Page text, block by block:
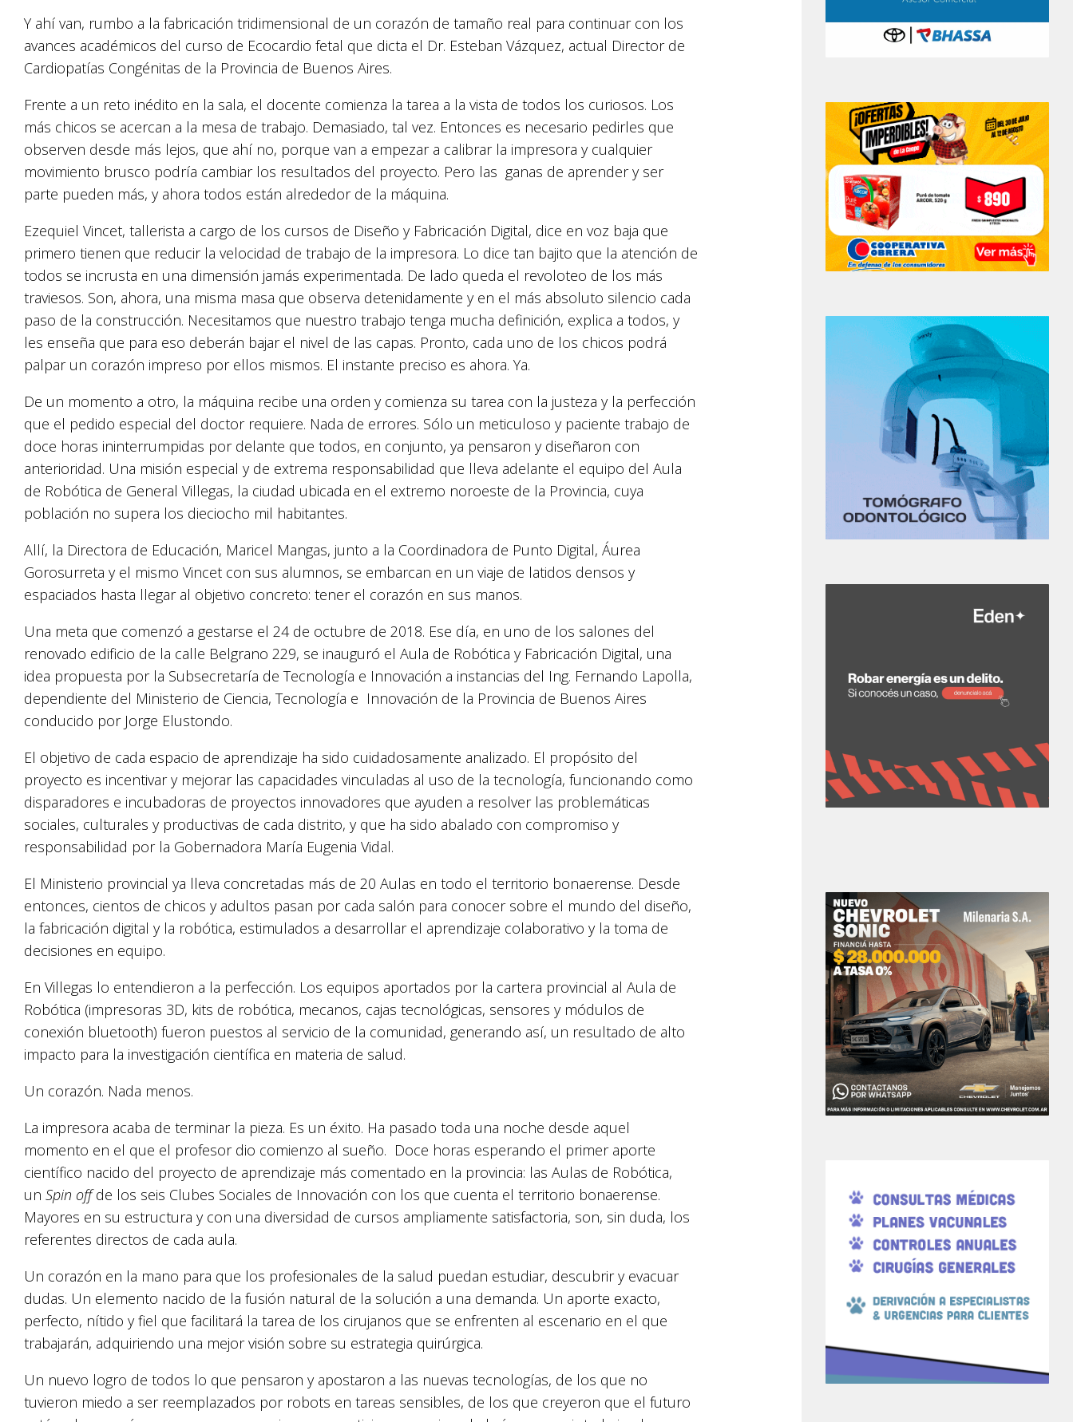
Y ahí van, rumbo a la fabricación tridimensional de un corazón de tamaño real para continuar con los
avances académicos del curso de Ecocardio fetal que dicta el Dr. Esteban Vázquez, actual Director de
Cardiopatías Congénitas de la Provincia de Buenos Aires.
Frente a un reto inédito en la sala, el docente comienza la tarea a la vista de todos los curiosos. Los
más chicos se acercan a la mesa de trabajo. Demasiado, tal vez. Entonces es necesario pedirles que
observen desde más lejos, que ahí no, porque van a empezar a calibrar la impresora y cualquier
movimiento brusco podría cambiar los resultados del proyecto. Pero las ganas de aprender y ser
parte pueden más, y ahora todos están alrededor de la máquina.
Ezequiel Vincet, tallerista a cargo de los cursos de Diseño y Fabricación Digital, dice en voz baja que
primero tienen que reducir la velocidad de trabajo de la impresora. Lo dice tan bajito que la atención de
todos se incrusta en una dimensión jamás experimentada. De lado queda el revoloteo de los más
traviesos. Son, ahora, una misma masa que observa detenidamente y en el más absoluto silencio cada
paso de la construcción. Necesitamos que nuestro trabajo tenga mucha definición, explica a todos, y
les enseña que para eso deberán bajar el nivel de las capas. Pronto, cada uno de los chicos podrá
palpar un corazón impreso por ellos mismos. El instante preciso es ahora. Ya.
De un momento a otro, la máquina recibe una orden y comienza su tarea con la justeza y la perfección
que el pedido especial del doctor requiere. Nada de errores. Sólo un meticuloso y paciente trabajo de
doce horas ininterrumpidas por delante que todos, en conjunto, ya pensaron y diseñaron con
anterioridad. Una misión especial y de extrema responsabilidad que lleva adelante el equipo del Aula
de Robótica de General Villegas, la ciudad ubicada en el extremo noroeste de la Provincia, cuya
población no supera los dieciocho mil habitantes.
Allí, la Directora de Educación, Maricel Mangas, junto a la Coordinadora de Punto Digital, Áurea
Gorosurreta y el mismo Vincet con sus alumnos, se embarcan en un viaje de latidos densos y
espaciados hasta llegar al objetivo concreto: tener el corazón en sus manos.
Una meta que comenzó a gestarse el 24 de octubre de 2018. Ese día, en uno de los salones del
renovado edificio de la calle Belgrano 229, se inauguró el Aula de Robótica y Fabricación Digital, una
idea propuesta por la Subsecretaría de Tecnología e Innovación a instancias del Ing. Fernando Lapolla,
dependiente del Ministerio de Ciencia, Tecnología e Innovación de la Provincia de Buenos Aires
conducido por Jorge Elustondo.
El objetivo de cada espacio de aprendizaje ha sido cuidadosamente analizado. El propósito del
proyecto es incentivar y mejorar las capacidades vinculadas al uso de la tecnología, funcionando como
disparadores e incubadoras de proyectos innovadores que ayuden a resolver las problemáticas
sociales, culturales y productivas de cada distrito, y que ha sido abalado con compromiso y
responsabilidad por la Gobernadora María Eugenia Vidal.
El Ministerio provincial ya lleva concretadas más de 20 Aulas en todo el territorio bonaerense. Desde
entonces, cientos de chicos y adultos pasan por cada salón para conocer sobre el mundo del diseño,
la fabricación digital y la robótica, estimulados a desarrollar el aprendizaje colaborativo y la toma de
decisiones en equipo.
En Villegas lo entendieron a la perfección. Los equipos aportados por la cartera provincial al Aula de
Robótica (impresoras 3D, kits de robótica, mecanos, cajas tecnológicas, sensores y módulos de
conexión bluetooth) fueron puestos al servicio de la comunidad, generando así, un resultado de alto
impacto para la investigación científica en materia de salud.
Un corazón. Nada menos.
La impresora acaba de terminar la pieza. Es un éxito. Ha pasado toda una noche desde aquel
momento en el que el profesor dio comienzo al sueño. Doce horas esperando el primer aporte
científico nacido del proyecto de aprendizaje más comentado en la provincia: las Aulas de Robótica,
un Spin offde los seis Clubes Sociales de Innovación con los que cuenta el territorio bonaerense.
Mayores en su estructura y con una diversidad de cursos ampliamente satisfactoria, son, sin duda, los
referentes directos de cada aula.
Un corazón en la mano para que los profesionales de la salud puedan estudiar, descubrir y evacuar
dudas. Un elemento nacido de la fusión natural de la solución a una demanda. Un aporte exacto,
perfecto, nítido y fiel que facilitará la tarea de los cirujanos que se enfrenten al escenario en el que
trabajarán, adquiriendo una mejor visión sobre su estrategia quirúrgica.
Un nuevo logro de todos lo que pensaron y apostaron a las nuevas tecnologías, de los que no
tuvieron miedo a ser reemplazados por robots en tareas sensibles, de los que creyeron que el futuro